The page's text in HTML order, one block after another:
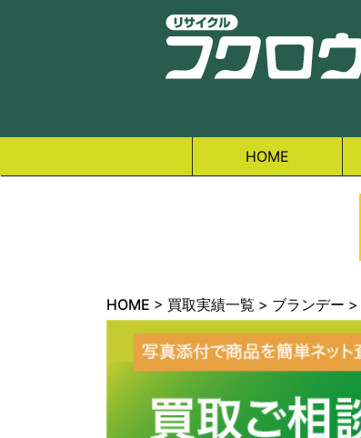
HOME
HOME > 買取実績一覧 > ブランデー >